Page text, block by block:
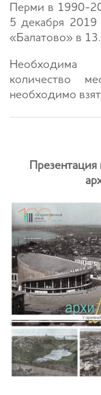
Перми в 1990-
5 декабря
«Балатово» в
Необходима
количество
необходимо
Презентация